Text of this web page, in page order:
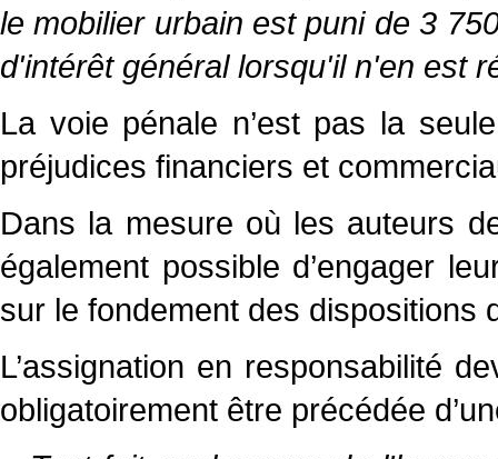
le mobilier urbain est puni de 3
d'intérêt général lorsqu'il n'en est
La voie pénale n’est pas la
préjudices financiers et
Dans la mesure où les auteurs
également possible d’engager
sur le fondement des dispositions
L’assignation en responsabilité
obligatoirement être précédée